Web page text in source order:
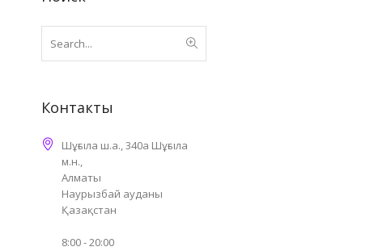
Контакты
Шұғыла ш.а., 340а Шұғыла
м.н.,
Алматы
Наурызбай ауданы
Қазақстан
8:00 - 20:00